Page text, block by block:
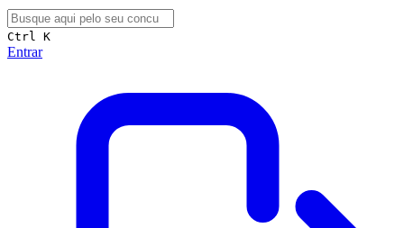
Ctrl K
Entrar